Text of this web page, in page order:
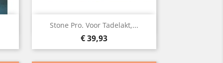
Stone Pro. Voor Tadelakt,...
Prijs
€ 39,93
Snelle weergave